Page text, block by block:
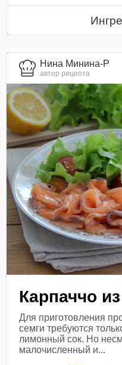
Нина Минина-Р
автор рецепта
Карпаччо
Для приготовления
семги требуются
лимонный сок. Но
малочисленный и...